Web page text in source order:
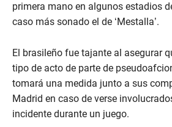
primera mano en algunos estadios
caso más sonado el de ‘Mestalla’.
El brasileño fue tajante al asegurar
tipo de acto de parte de
tomará una medida junto a sus
Madrid en caso de verse
incidente durante un juego.